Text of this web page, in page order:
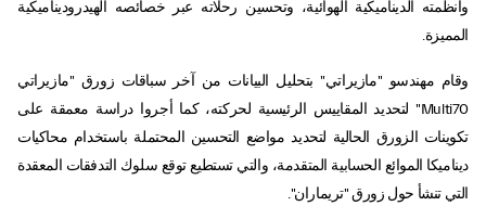
وأنظمته الديناميكية الهوائية، وتحسين رحلاته عبر خصائصه الهيدروديناميكية
المميزة.
وقام مهندسو "مازيراتي" بتحليل البيانات من آخر سباقات زورق "مازيراتي
Multi70" لتحديد المقاييس الرئيسية لحركته، كما أجروا دراسة معمقة على
تكوينات الزورق الحالية لتحديد مواضع التحسين المحتملة باستخدام محاكيات
ديناميكا الموائع الحسابية المتقدمة، والتي تستطيع توقع سلوك التدفقات المعقدة
التي تنشأ حول زورق "تريماران".